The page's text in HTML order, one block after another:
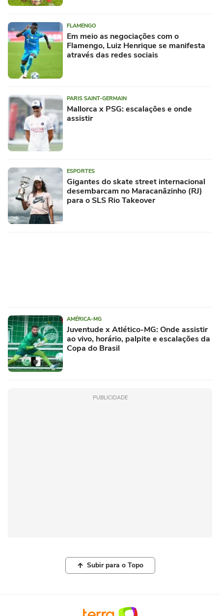
FLAMENGO
Em meio as negociações com o
Flamengo, Luiz Henrique se manifesta
através das redes sociais
PARIS SAINT-GERMAIN
Mallorca x PSG: escalações e onde
assistir
ESPORTES
Gigantes do skate street internacional
desembarcam no Maracanãzinho (RJ)
para o SLS Rio Takeover
AMÉRICA-MG
Juventude x Atlético-MG: Onde assistir
ao vivo, horário, palpite e escalações da
Copa do Brasil
PUBLICIDADE
Subir para o Topo